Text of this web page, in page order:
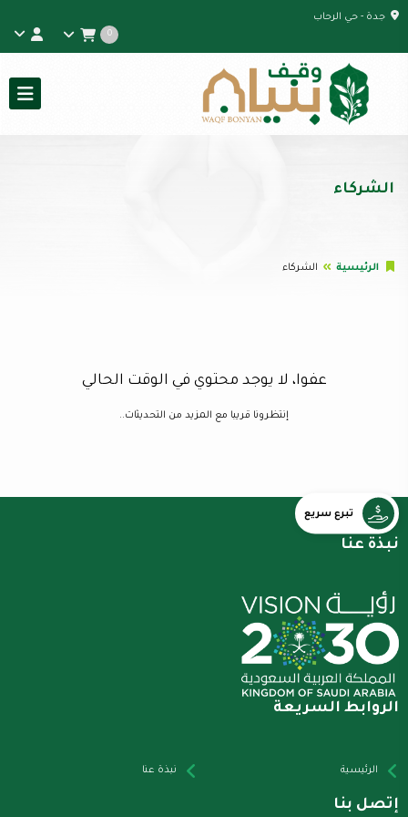
جدة - حي الرحاب
0
الشركاء
الرئيسية الشركاء
عفوا، لا يوجد محتوي في الوقت الحالي
إنتظرونا قريبا مع المزيد من التحديثات..
نبذة عنا
الروابط السريعة
الرئيسية نبذة عنا
إتصل بنا
تبرع سريع